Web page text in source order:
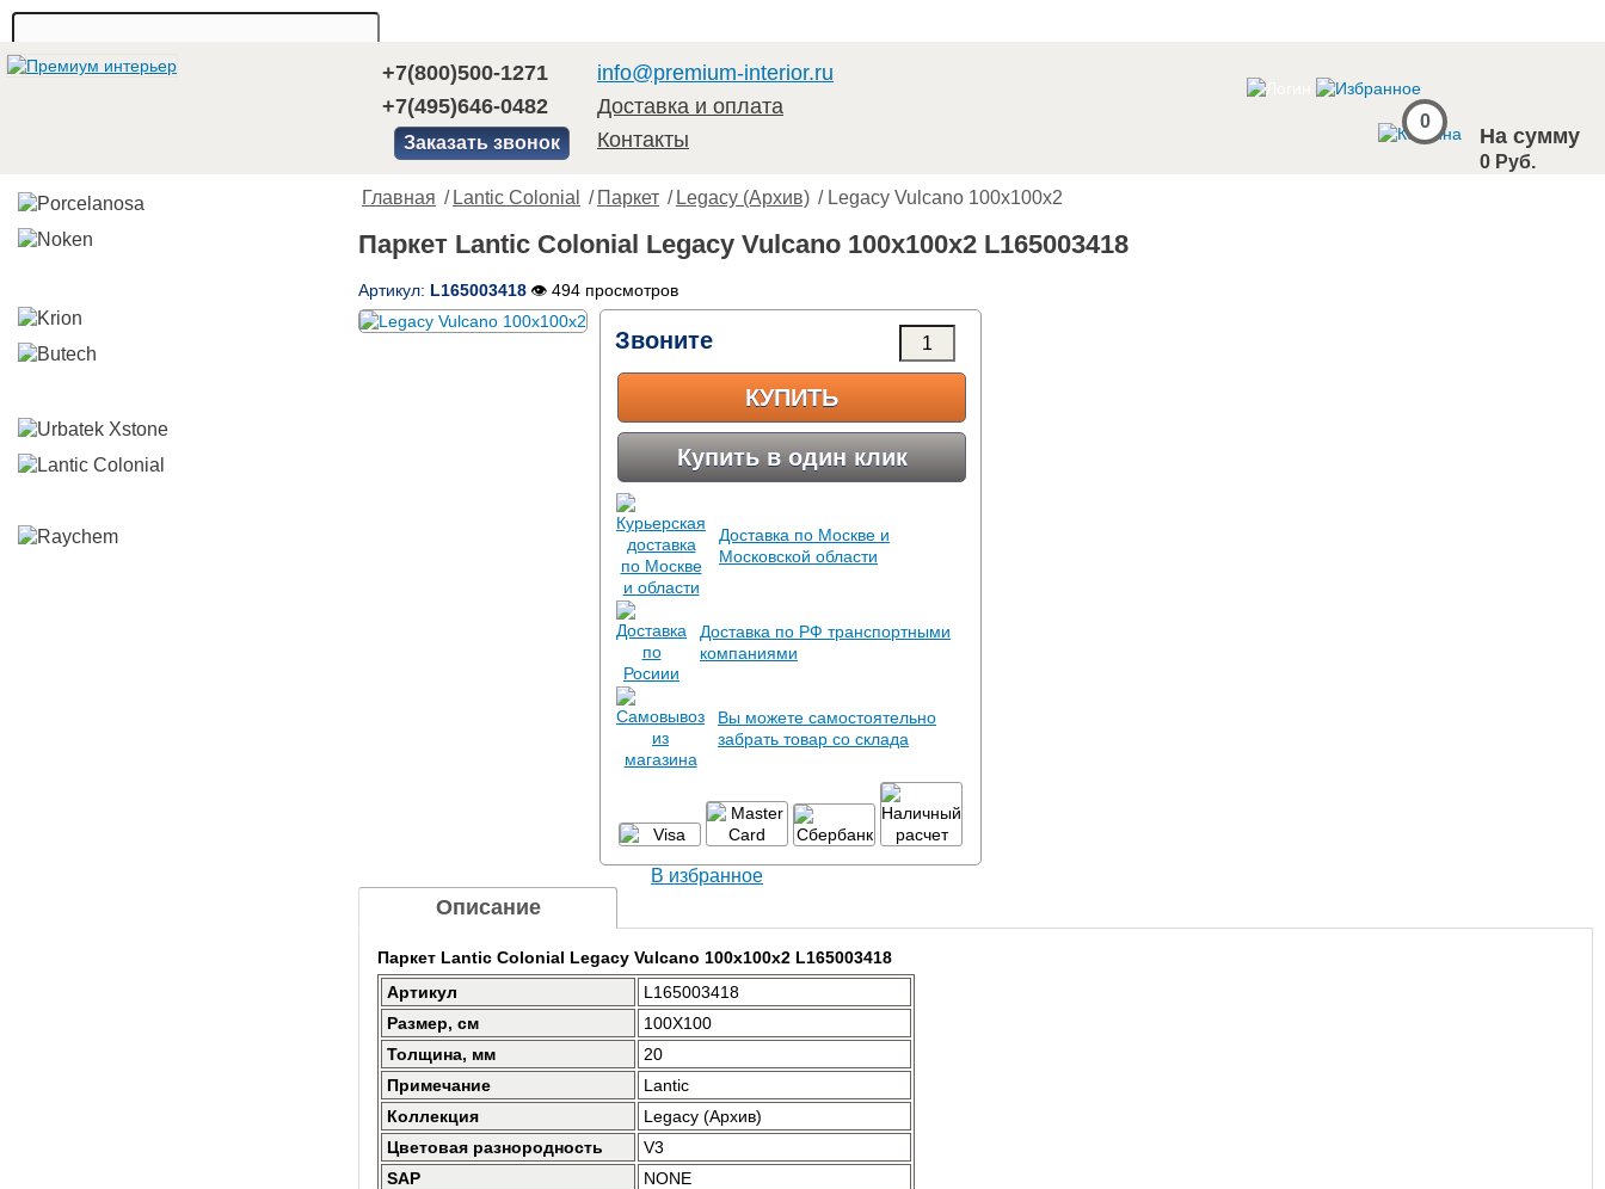
+7(800)500-1271
+7(495)646-0482
Заказать звонок
info@premium-interior.ru
Доставка и оплата
Контакты
0
На сумму
0 Руб.
Главная / Lantic Colonial / Паркет / Legacy (Архив) / Legacy Vulcano 100x100x2
Паркет Lantic Colonial Legacy Vulcano 100x100x2 L165003418
Артикул: L165003418 👁 494 просмотров
Звоните
КУПИТЬ
Купить в один клик
Доставка по Москве и
Московской области
Доставка по РФ транспортными
компаниями
Вы можете самостоятельно
забрать товар со склада
В избранное
Описание
Паркет Lantic Colonial Legacy Vulcano 100x100x2 L165003418
Артикул
L165003418
Размер, см
100X100
Толщина, мм
20
Примечание
Lantic
Коллекция
Legacy (Архив)
Цветовая разнородность
V3
SAP
NONE